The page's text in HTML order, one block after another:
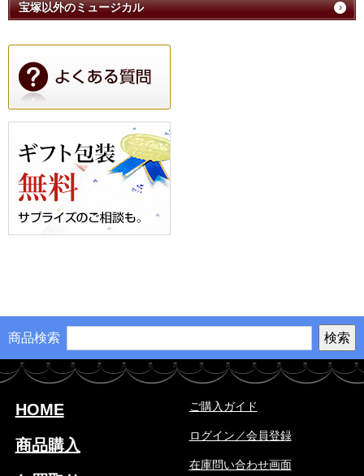
宝塚以外のミュージカル
商品検索
HOME
商品購入
ご購入ガイド
ログイン／会員登録
在庫問い合わせ画面